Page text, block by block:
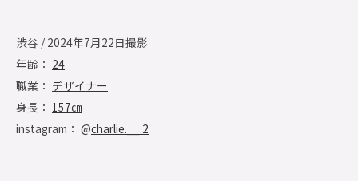
渋谷 / 2024年7月22日撮影
年齢： 24
職業： デザイナー
身長： 157㎝
instagram： @charlie.__.2